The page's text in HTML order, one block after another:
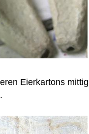
Eierkartons mittig